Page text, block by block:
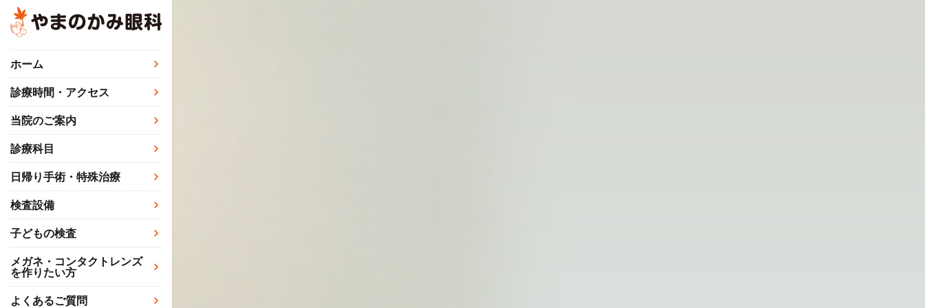
ホーム
診療時間・アクセス
当院のご案内
診療科目
日帰り手術・特殊治療
検査設備
子どもの検査
メガネ・コンタクトレンズ
を作りたい方
よくあるご質問